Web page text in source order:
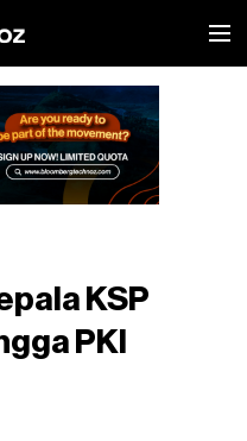
KSP
PKI